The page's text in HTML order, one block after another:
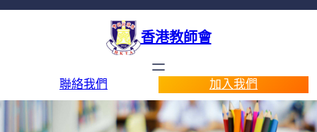
香港教師會
聯絡我們 加入我們